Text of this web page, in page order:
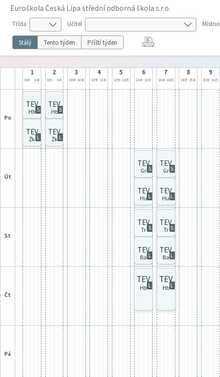
Euroškola Česká Lípa střední odborná škola s.r.o.
Třída Učitel
Stálý Tento týden Příští týden
1
8:00 8:45
2
8:55 9:40
3
10:00 10:45
4
10:55 11:40
5
11:50 12:35
6
12:45 13:30
7
13:40 14:25
8
14:35 15:20
9
15:30 16:15
po
TEV
S
Hb
TEV
L
Žk
TEV
S
Hb
TEV
L
Žk
út
TEV
S
Gr
TEV
L
Hu
TEV
S
Gr
TEV
L
Hu
st
TEV
S
Tr
TEV
L
Ba
TEV
S
Tr
TEV
L
Ba
čt
TEV
L
Hb
TEV
L
Hb
pá